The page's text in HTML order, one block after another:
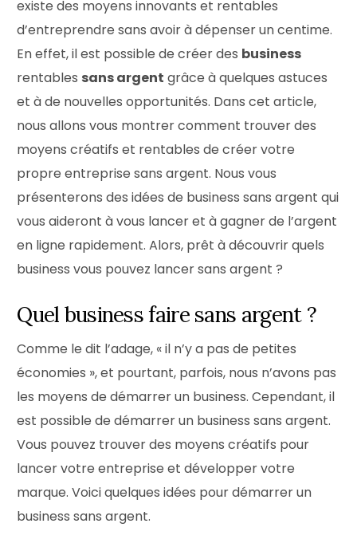
existe des moyens innovants et rentables
d’entreprendre sans avoir à dépenser un centime.
En effet, il est possible de créer des business
rentables sans argent grâce à quelques astuces
et à de nouvelles opportunités. Dans cet article,
nous allons vous montrer comment trouver des
moyens créatifs et rentables de créer votre
propre entreprise sans argent. Nous vous
présenterons des idées de business sans argent qui
vous aideront à vous lancer et à gagner de l’argent
en ligne rapidement. Alors, prêt à découvrir quels
business vous pouvez lancer sans argent ?
Quel business faire sans argent ?
Comme le dit l’adage, « il n’y a pas de petites
économies », et pourtant, parfois, nous n’avons pas
les moyens de démarrer un business. Cependant, il
est possible de démarrer un business sans argent.
Vous pouvez trouver des moyens créatifs pour
lancer votre entreprise et développer votre
marque. Voici quelques idées pour démarrer un
business sans argent.